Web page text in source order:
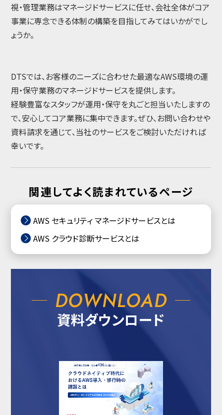
視・管理業務はマネージドサービスに任せ、会社全体がコア
事業に専念できる体制の構築を目指してみてはいかがでし
ょうか。
DTSでは、お客様のニーズに合わせた最適なAWS環境の運
用・保守業務のマネージドサービスを提供します。
経験豊富なスタッフが運用・保守を丸ごと担当いたしますの
で、安心してコア業務に集中できます。ぜひ、お問い合わせや
資料請求を通じて、当社のサービスをご検討いただければ
幸いです。
関連してよく読まれているページ
AWS セキュリティ マネージドサービスとは
AWS クラウド診断サービスとは
DOWNLOAD
資料ダウンロード